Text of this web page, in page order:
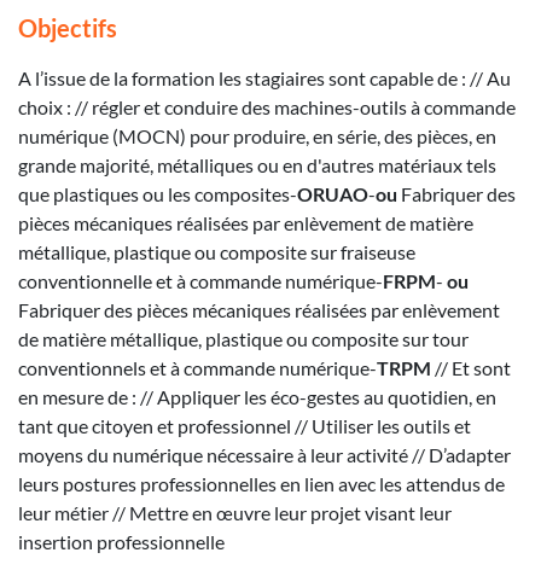
Objectifs
A l’issue de la formation les stagiaires sont capable de : // Au
choix : // régler et conduire des machines-outils à commande
numérique (MOCN) pour produire, en série, des pièces, en
grande majorité, métalliques ou en d'autres matériaux tels
que plastiques ou les composites-ORUAO-ou Fabriquer des
pièces mécaniques réalisées par enlèvement de matière
métallique, plastique ou composite sur fraiseuse
conventionnelle et à commande numérique-FRPM- ou
Fabriquer des pièces mécaniques réalisées par enlèvement
de matière métallique, plastique ou composite sur tour
conventionnels et à commande numérique-TRPM // Et sont
en mesure de : // Appliquer les éco-gestes au quotidien, en
tant que citoyen et professionnel // Utiliser les outils et
moyens du numérique nécessaire à leur activité // D’adapter
leurs postures professionnelles en lien avec les attendus de
leur métier // Mettre en œuvre leur projet visant leur
insertion professionnelle